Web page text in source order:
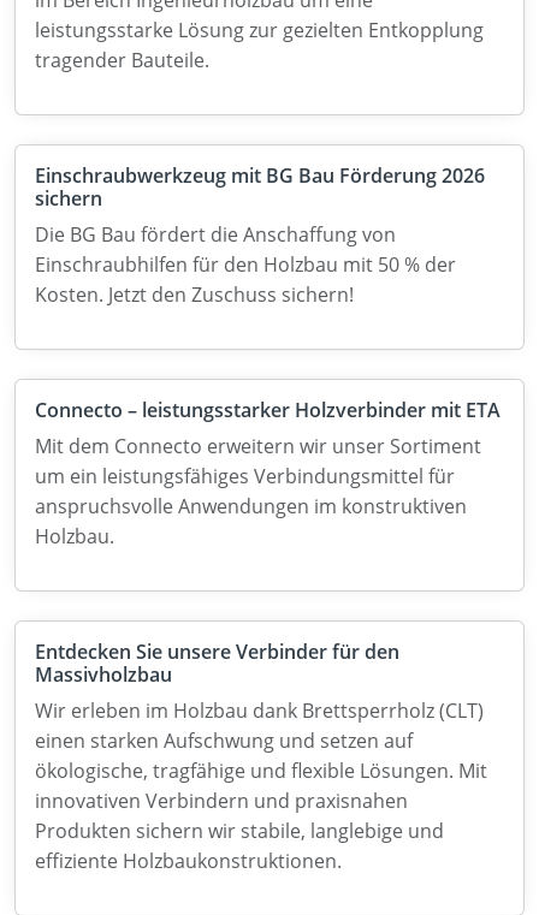
leistungsstarke Lösung zur gezielten Entkopplung
tragender Bauteile.
Einschraubwerkzeug mit BG Bau Förderung 2026
sichern
Die BG Bau fördert die Anschaffung von
Einschraubhilfen für den Holzbau mit 50 % der
Kosten. Jetzt den Zuschuss sichern!
Connecto – leistungsstarker Holzverbinder mit ETA
Mit dem Connecto erweitern wir unser Sortiment
um ein leistungsfähiges Verbindungsmittel für
anspruchsvolle Anwendungen im konstruktiven
Holzbau.
Entdecken Sie unsere Verbinder für den
Massivholzbau
Wir erleben im Holzbau dank Brettsperrholz (CLT)
einen starken Aufschwung und setzen auf
ökologische, tragfähige und flexible Lösungen. Mit
innovativen Verbindern und praxisnahen
Produkten sichern wir stabile, langlebige und
effiziente Holzbaukonstruktionen.